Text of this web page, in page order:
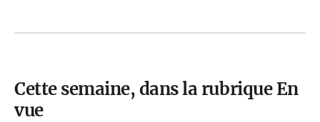
Cette semaine, dans la rubrique En
vue